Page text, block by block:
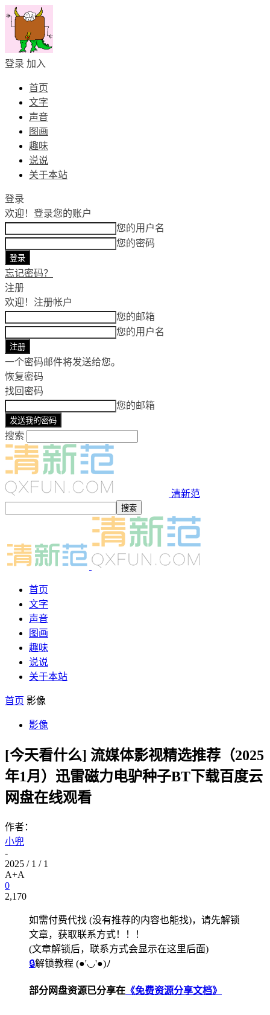
登录 加入
首页
文字
声音
图画
趣味
说说
关于本站
登录
欢迎！ 登录您的账户
您的用户名
您的密码
忘记密码？
注册
欢迎！ 注册帐户
您的邮箱
您的用户名
一个密码邮件将发送给您。
恢复密码
找回密码
您的邮箱
搜索
清新范
首页
文字
声音
图画
趣味
说说
关于本站
首页 影像
影像
[今天看什么] 流媒体影视精选推荐（2025
年1月）迅雷磁力电驴种子BT下载百度云
网盘在线观看
作者：
小兜
-
2025 / 1 / 1
A+A
0
2,170
如需付费代找 (没有推荐的内容也能找)，请先解锁
文章，获取联系方式！！！
(文章解锁后，联系方式会显示在这里后面)
🔒解锁教程 (●'◡'●)ﾉ
部分网盘资源已分享在 《免费资源分享文档》